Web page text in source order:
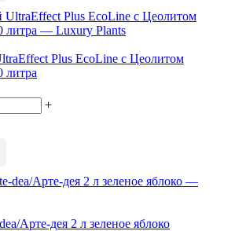
Plus EcoLine c Цеолитом
литра
+
Арте-дея 2 л зеленое яблоко